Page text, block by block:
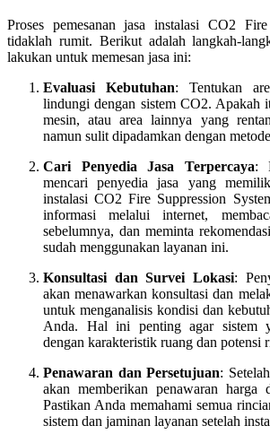
Proses pemesanan jasa instalasi CO2
tidaklah rumit. Berikut adalah langkah-
lakukan untuk memesan jasa ini:
Evaluasi Kebutuhan: Tentukan
lindungi dengan sistem CO2. Apakah
mesin, atau area lainnya yang
namun sulit dipadamkan dengan
Cari Penyedia Jasa Terpercaya:
mencari penyedia jasa yang
instalasi CO2 Fire Suppression
informasi melalui internet,
sebelumnya, dan meminta
sudah menggunakan layanan ini.
Konsultasi dan Survei Lokasi:
akan menawarkan konsultasi dan
untuk menganalisis kondisi dan
Anda. Hal ini penting agar sistem
dengan karakteristik ruang dan potensi
Penawaran dan Persetujuan:
akan memberikan penawaran harga
Pastikan Anda memahami semua
sistem dan jaminan layanan setelah